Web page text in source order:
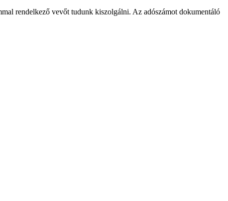
rendelkező vevőt tudunk kiszolgálni. Az adószámot dokumentáló